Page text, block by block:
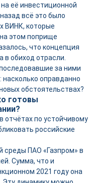
её инвестиционной
всё это было
ВИНК, которые
этом поприще
что концепция
в обиход отрасли.
за ними
оправданно
обстоятельствах?
готовы
отчётах по устойчивому
российские
среды ПАО «Газпром» в
Сумма, что и
2021 году она